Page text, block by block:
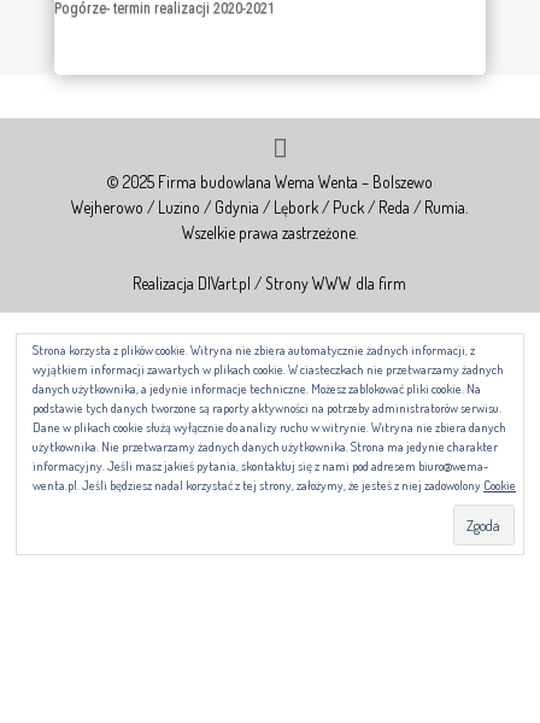
Naczyniowych oraz adaptacja pomieszczeń na 1 piętrze w budynku
Prace wykończeniowe na Os. Beauforta przy ul. Kościuszki w Gdyni
Wejherowo / Luzino / Gdynia / Lębork / Puck / Reda / Rumia.
Wszelkie prawa zastrzeżone.
Realizacja DIVart.pl / Strony WWW dla firm
Strona korzysta z plików cookie. Witryna nie zbiera automatycznie żadnych informacji, z
wyjątkiem informacji zawartych w plikach cookie. W ciasteczkach nie przetwarzamy
danych użytkownika, a jedynie informacje techniczne. Możesz zablokować pliki cookie. Na
podstawie tych danych tworzone są raporty aktywności na potrzeby administratorów